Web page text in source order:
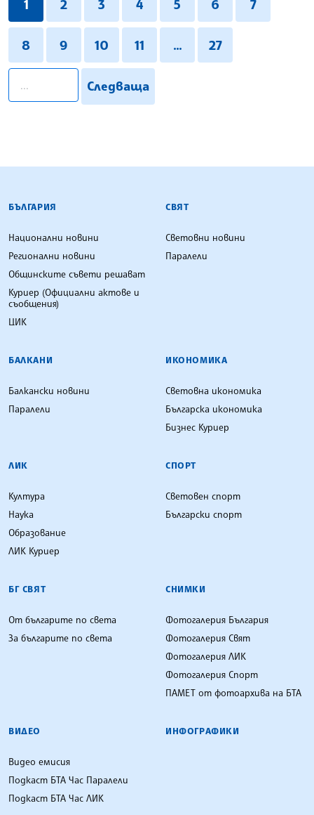
1 2 3 4 5 6 7
8 9 10 11 ... 27
Следваща
БЪЛГАРСКА ТЕЛЕГРАФНА АГЕНЦИЯ
БЪЛГАРИЯ
Национални новини
Регионални новини
Общинските съвети решават
Куриер (Официални актове и
съобщения)
ЦИК
СВЯТ
Световни новини
Паралели
БАЛКАНИ
Балкански новини
Паралели
ИКОНОМИКА
Световна икономика
Българска икономика
Бизнес Куриер
ЛИК
Култура
Наука
Образование
ЛИК Куриер
СПОРТ
Световен спорт
Български спорт
БГ СВЯТ
От българите по света
За българите по света
СНИМКИ
Фотогалерия България
Фотогалерия Свят
Фотогалерия ЛИК
Фотогалерия Спорт
ПАМЕТ от фотоархива на БТА
ВИДЕО
Видео емисия
Подкаст БТА Час Паралели
Подкаст БТА Час ЛИК
ИНФОГРАФИКИ